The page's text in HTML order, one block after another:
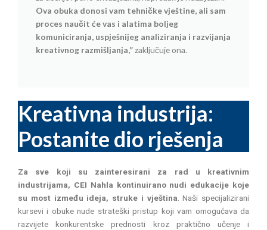
Ova obuka donosi vam tehničke vještine, ali sam
proces naučit će vas i alatima boljeg
komuniciranja, uspješnijeg analiziranja i razvijanja
kreativnog razmišljanja,”zaključuje ona.
Kreativna industrija:
Postanite dio rješenja
Za sve koji su zainteresirani za rad u kreativnim
industrijama, CEI Nahla kontinuirano nudi edukacije koje
su most između ideja, struke i vještina . Naši specijalizirani
kursevi i obuke nude strateški pristup koji vam omogućava da
razvijete konkurentske prednosti kroz praktično učenje i